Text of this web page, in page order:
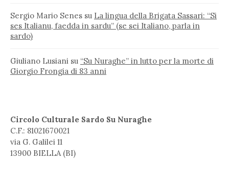
Sergio Mario Senes su La lingua della Brigata Sassari: “Si
ses Italianu, faedda in sardu” (se sei Italiano, parla in
sardo)
Giuliano Lusiani su “Su Nuraghe” in lutto per la morte di
Giorgio Frongia di 83 anni
Circolo Culturale Sardo Su Nuraghe
C.F.: 81021670021
via G. Galilei 11
13900 BIELLA (BI)